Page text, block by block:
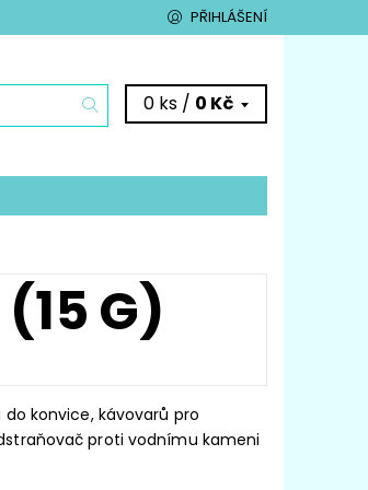
PŘIHLÁŠENÍ
0 ks / 0 Kč
G)
konvice, kávovarů pro
proti vodnímu kameni